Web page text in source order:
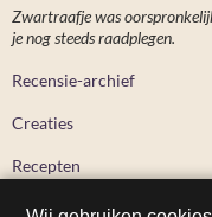
Zwartraafje was
je nog steeds raadplegen.
Recensie-archief
Creaties
Recepten